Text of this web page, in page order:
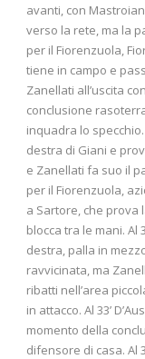
avanti, con
verso la rete, ma la
per il Fiorenzuola,
tiene in campo e
Zanellati all’uscita
conclusione
inquadra lo
destra di Giani e
e Zanellati fa suo il
per il Fiorenzuola,
a Sartore, che prova
blocca tra le mani. Al
destra, palla in
ravvicinata, ma
ribatti nell’area
in attacco. Al 33’
momento della
difensore di casa. Al